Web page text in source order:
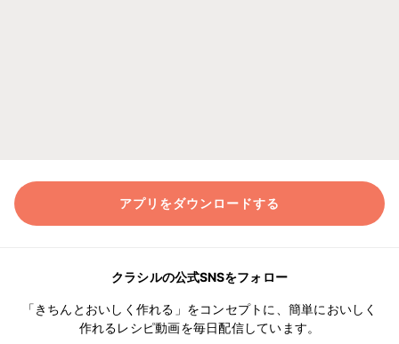
アプリをダウンロードする
クラシルの公式SNSをフォロー
「きちんとおいしく作れる」をコンセプトに、簡単においしく
作れるレシピ動画を毎日配信しています。